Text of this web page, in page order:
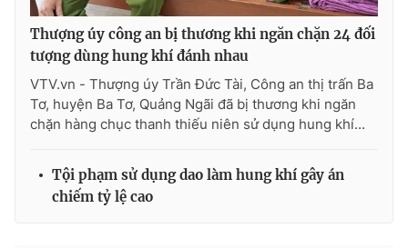
Thượng úy công an bị thương khi ngăn chặn 24 đối
tượng dùng hung khí đánh nhau
VTV.vn - Thượng úy Trần Đức Tài, Công an thị trấn Ba
Tơ, huyện Ba Tơ, Quảng Ngãi đã bị thương khi ngăn
chặn hàng chục thanh thiếu niên sử dụng hung khí...
Tội phạm sử dụng dao làm hung khí gây án
chiếm tỷ lệ cao